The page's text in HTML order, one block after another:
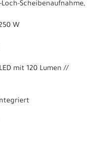
Scheibenaufnahme,
W
mit 120 Lumen //